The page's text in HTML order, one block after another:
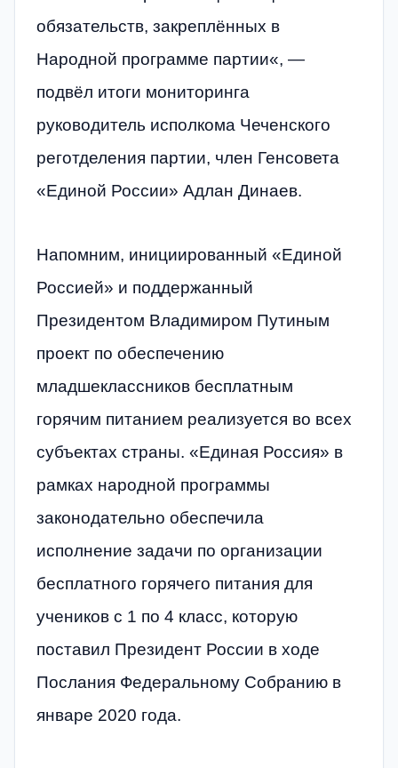
обязательств, закреплённых в
Народной программе партии«, —
подвёл итоги мониторинга
руководитель исполкома Чеченского
реготделения партии, член Генсовета
«Единой России» Адлан Динаев.
Напомним, инициированный «Единой
Россией» и поддержанный
Президентом Владимиром Путиным
проект по обеспечению
младшеклассников бесплатным
горячим питанием реализуется во всех
субъектах страны. «Единая Россия» в
рамках народной программы
законодательно обеспечила
исполнение задачи по организации
бесплатного горячего питания для
учеников с 1 по 4 класс, которую
поставил Президент России в ходе
Послания Федеральному Собранию в
январе 2020 года.